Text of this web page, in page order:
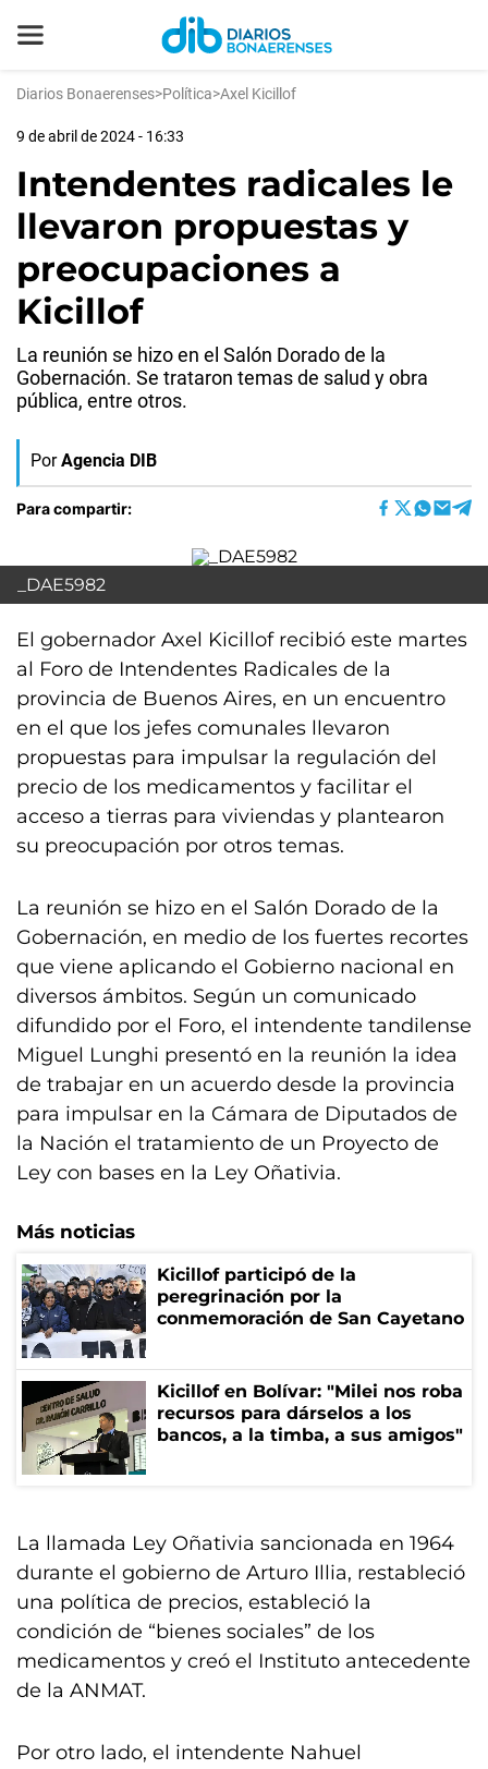
Diarios Bonaerenses>Política>Axel Kicillof
9 de abril de 2024 - 16:33
Intendentes radicales le
llevaron propuestas y
preocupaciones a
Kicillof
La reunión se hizo en el Salón Dorado de la
Gobernación. Se trataron temas de salud y obra
pública, entre otros.
Por Agencia DIB
Para compartir:
_DAE5982
El gobernador Axel Kicillof recibió este martes
al Foro de Intendentes Radicales de la
provincia de Buenos Aires, en un encuentro
en el que los jefes comunales llevaron
propuestas para impulsar la regulación del
precio de los medicamentos y facilitar el
acceso a tierras para viviendas y plantearon
su preocupación por otros temas.
La reunión se hizo en el Salón Dorado de la
Gobernación, en medio de los fuertes recortes
que viene aplicando el Gobierno nacional en
diversos ámbitos. Según un comunicado
difundido por el Foro, el intendente tandilense
Miguel Lunghi presentó en la reunión la idea
de trabajar en un acuerdo desde la provincia
para impulsar en la Cámara de Diputados de
la Nación el tratamiento de un Proyecto de
Ley con bases en la Ley Oñativia.
Más noticias
Kicillof participó de la
peregrinación por la
conmemoración de San Cayetano
Kicillof en Bolívar: "Milei nos roba
recursos para dárselos a los
bancos, a la timba, a sus amigos"
La llamada Ley Oñativia sancionada en 1964
durante el gobierno de Arturo Illia, restableció
una política de precios, estableció la
condición de “bienes sociales” de los
medicamentos y creó el Instituto antecedente
de la ANMAT.
Por otro lado, el intendente Nahuel